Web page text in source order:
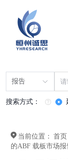
报告
搜索方式：
当前位置： 首页
的ABF 载板市场